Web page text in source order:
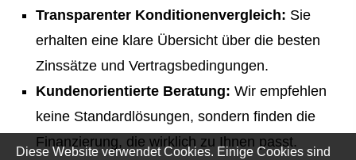
Transparenter Konditionenvergleich: Sie
erhalten eine klare Übersicht über die besten
Zinssätze und Vertragsbedingungen.
Kundenorientierte Beratung: Wir empfehlen
keine Standardlösungen, sondern finden die
Finanzierung, die wirklich zu Ihnen passt.
Diese Website verwendet Cookies. Einige Cookies sind